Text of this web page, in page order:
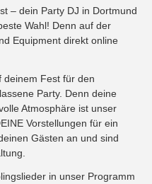
– dein Party DJ in Dortmund
Wahl! Denn auf der
Equipment direkt online
deinem Fest für den
Party. Denn deine
Atmosphäre ist unser
Vorstellungen für ein
Gästen an und sind
in unser Programm